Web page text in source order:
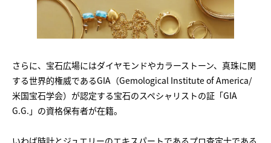
さらに、宝石広場にはダイヤモンドやカラーストーン、真珠に関
する世界的権威であるGIA（Gemological Institute of America/
米国宝石学会）が認定する宝石のスペシャリストの証「GIA
G.G.」の資格保有者が在籍。
いわば時計とジュエリーのエキスパートであるプロ査定士である